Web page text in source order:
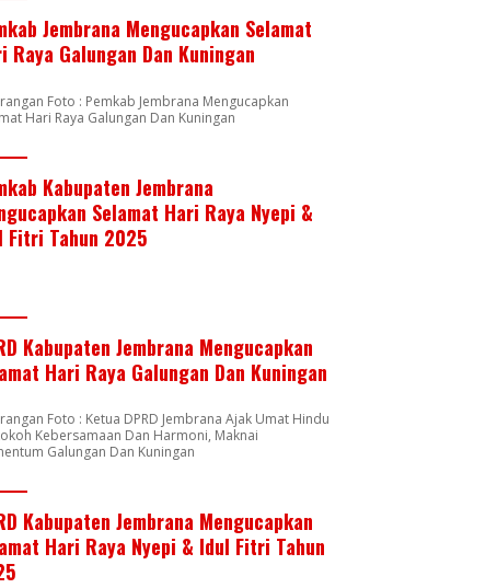
Jembrana Mengucapkan Selamat
Raya Galungan Dan Kuningan
Foto : Pemkab Jembrana Mengucapkan
Hari Raya Galungan Dan Kuningan
Kabupaten Jembrana
Selamat Hari Raya Nyepi &
Fitri Tahun 2025
Kabupaten Jembrana Mengucapkan
Hari Raya Galungan Dan Kuningan
Foto : Ketua DPRD Jembrana Ajak Umat Hindu
Kebersamaan Dan Harmoni, Maknai
Galungan Dan Kuningan
Kabupaten Jembrana Mengucapkan
Hari Raya Nyepi & Idul Fitri Tahun